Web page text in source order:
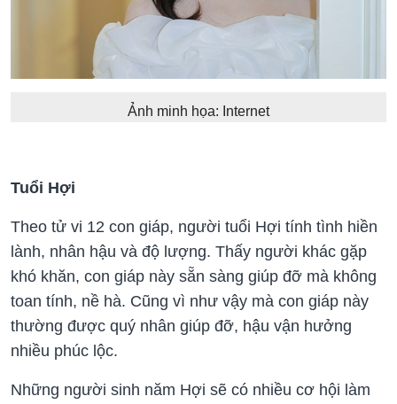
Ảnh minh họa: Internet
Tuổi Hợi
Theo tử vi 12 con giáp, người tuổi Hợi tính tình hiền
lành, nhân hậu và độ lượng. Thấy người khác gặp
khó khăn, con giáp này sẵn sàng giúp đỡ mà không
toan tính, nề hà. Cũng vì như vậy mà con giáp này
thường được quý nhân giúp đỡ, hậu vận hưởng
nhiều phúc lộc.
Những người sinh năm Hợi sẽ có nhiều cơ hội làm